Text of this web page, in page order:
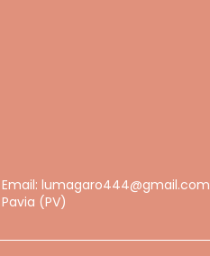
Email: lumagaro444@gmail.com
Pavia (PV)